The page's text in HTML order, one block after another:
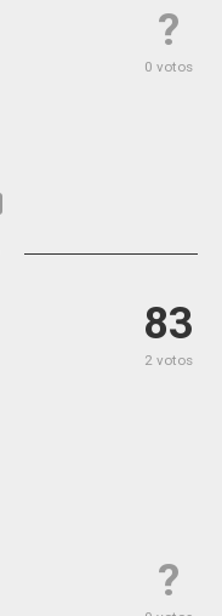
?
0 votos
83
2 votos
?